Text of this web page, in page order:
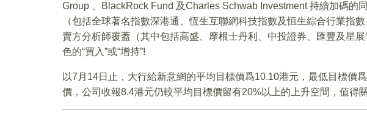
Group 、BlackRock Fund 及Charles Schwab Investment 持續加碼的
（包括全球著名指數深港通、恆生互聯網科技指數及恒生綜合行業指
賣方分析師覆蓋（其中包括高盛、摩根士丹利、中投證券、匯豐及星
色的“買入”或“增持”!
以7月14日止，大行給新意網的平均目標價爲10.10港元，最低目標價
價，公司收報8.4港元仍較平均目標價留有20%以上的上升空間，值得